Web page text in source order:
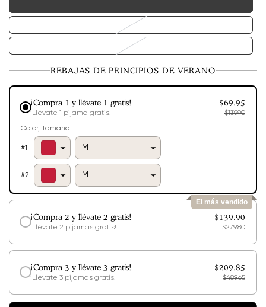
agotado
no
disponible
Variante
agotada
no
disponible
XLVariant:
agotado
no
REBAJAS DE PRINCIPIOS DE VERANO
¡Compra 1 y llévate 1 gratis!
¡Llévate 1 pijama gratis!
$69.95
$139.90
Color Tamaño
#1
#2
El más vendido
¡Compra 2 y llévate 2 gratis!
¡Llévate 2 pijamas gratis!
$139.90
$279.80
¡Compra 3 y llévate 3 gratis!
¡Llévate 3 pijamas gratis!
$209.85
$489.65